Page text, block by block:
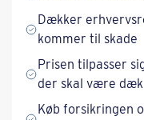
Dækker
kommer til skade
Prisen tilpasser
der skal være
Køb forsikringen